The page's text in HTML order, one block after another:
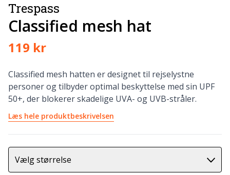
Trespass
Classified mesh hat
119 kr
Classified mesh hatten er designet til rejselystne
personer og tilbyder optimal beskyttelse med sin UPF
50+, der blokerer skadelige UVA- og UVB-stråler.
Læs hele produktbeskrivelsen
Vælg størrelse